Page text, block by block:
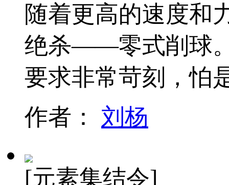
随着更高的速度和
绝杀——零式削球
要求非常苛刻，
作者： 刘杨
[元素集结令]